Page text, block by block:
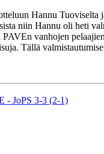
Hannu
niin Hannu oli heti
vanhojen
Tällä
- JoPS 3-3 (2-1)